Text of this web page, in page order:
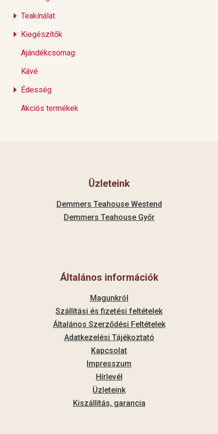
Teakínálat
Kiegészítők
Ajándékcsomag
Kávé
Édesség
Akciós termékek
Üzleteink
Demmers Teahouse Westend
Demmers Teahouse Győr
Általános információk
Magunkról
Szállítási és fizetési feltételek
Általános Szerződési Feltételek
Adatkezelési Tájékoztató
Kapcsolat
Impresszum
Hírlevél
Üzleteink
Kiszállítás, garancia